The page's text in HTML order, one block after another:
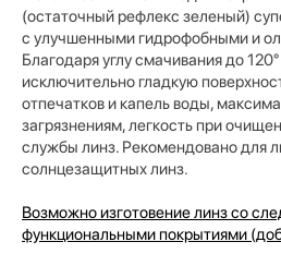
(остаточный рефлекс зеленый)
с улучшенными гидрофобными и
Благодаря углу смачивания до
исключительно гладкую
отпечатков и капель воды,
загрязнениям, легкость при
службы линз. Рекомендовано для
солнцезащитных линз.
Возможно изготовение линз со
функциональными покрытиями